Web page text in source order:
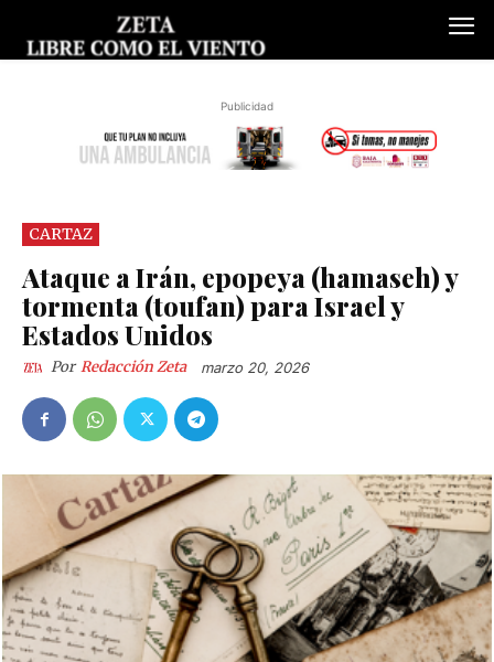
Publicidad
CARTAZ
Ataque a Irán, epopeya (hamaseh) y
tormenta (toufan) para Israel y
Estados Unidos
Por Redacción Zeta marzo 20, 2026